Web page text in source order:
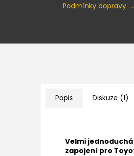
Podmínky dopravy →
Popis Diskuze (1)
Velmi
zapojení pro